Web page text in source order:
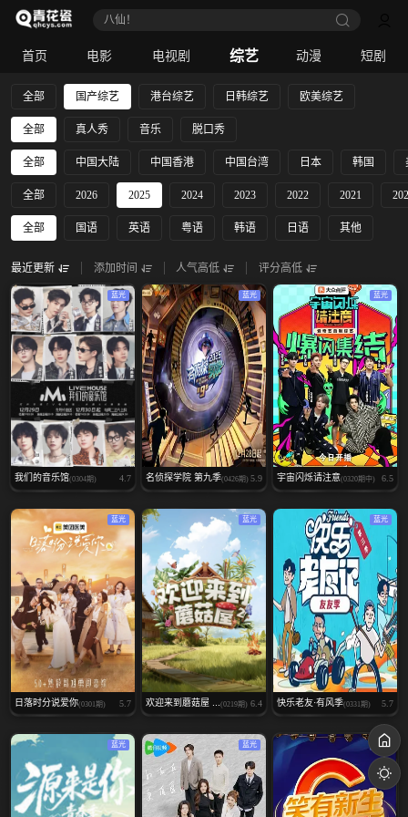
八仙！
首页 电影 电视剧 综艺 动漫 短剧
全部 国产综艺 港台综艺 日韩综艺 欧美综艺
全部 真人秀 音乐 脱口秀
全部 中国大陆 中国香港 中国台湾 日本 韩国
全部 2026 2025 2024 2023 2022 2021
全部 国语 英语 粤语 韩语 日语 其他
最近更新 添加时间 人气高低 评分高低
蓝光
我们的音乐馆(0304期) 4.7
蓝光
名侦探学院 第九季(0426期) 5.9
蓝光
宇宙闪烁请注意(0320期中) 6.5
蓝光
日落时分说爱你(0301期) 5.7
蓝光
欢迎来到蘑菇屋 ... (0219期) 6.4
蓝光
快乐老友·有风季(0331期) 5.7
蓝光 蓝光 蓝光